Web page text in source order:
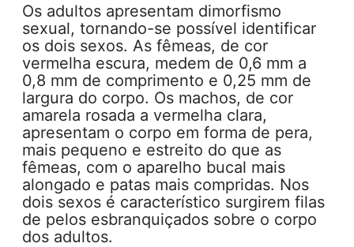
Os adultos apresentam dimorfismo
sexual, tornando-se possível identificar
os dois sexos. As fêmeas, de cor
vermelha escura, medem de 0,6 mm a
0,8 mm de comprimento e 0,25 mm de
largura do corpo. Os machos, de cor
amarela rosada a vermelha clara,
apresentam o corpo em forma de pera,
mais pequeno e estreito do que as
fêmeas, com o aparelho bucal mais
alongado e patas mais compridas. Nos
dois sexos é característico surgirem filas
de pelos esbranquiçados sobre o corpo
dos adultos.